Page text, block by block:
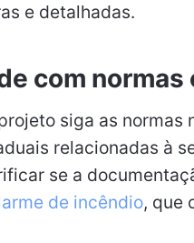
e detalhadas.
com
siga as normas
relacionadas à
se a
de incêndio, que